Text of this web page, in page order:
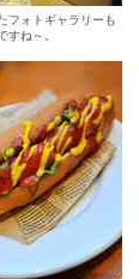
フォトギャラリーも
すね～。